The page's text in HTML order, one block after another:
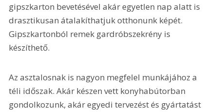
gipszkarton bevetésével akár egyetlen nap alatt is
drasztikusan átalakíthatjuk otthonunk képét.
Gipszkartonból remek gardróbszekrény is
készíthető.
Az asztalosnak is nagyon megfelel munkájához a
téli időszak. Akár készen vett konyhabútorban
gondolkozunk, akár egyedi tervezést és gyártatást